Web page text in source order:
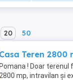
20 50
Casa Teren
Pomana ! Doar terenul
2800 mp, intravilan și